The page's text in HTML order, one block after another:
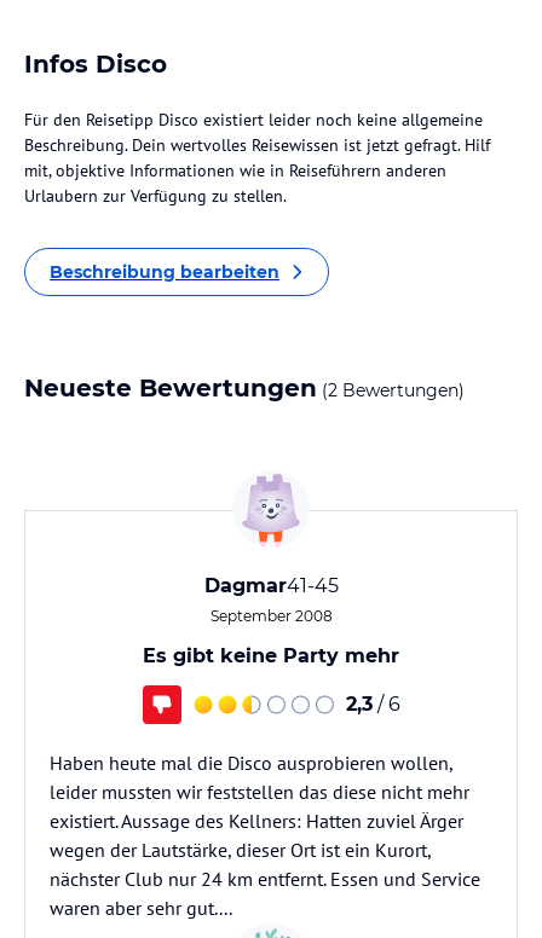
Infos Disco
Für den Reisetipp Disco existiert leider noch keine allgemeine
Beschreibung. Dein wertvolles Reisewissen ist jetzt gefragt. Hilf
mit, objektive Informationen wie in Reiseführern anderen
Urlaubern zur Verfügung zu stellen.
Beschreibung bearbeiten
Neueste Bewertungen (2 Bewertungen)
Dagmar41-45
September 2008
Es gibt keine Party mehr
2,3 / 6
Haben heute mal die Disco ausprobieren wollen,
leider mussten wir feststellen das diese nicht mehr
existiert. Aussage des Kellners: Hatten zuviel Ärger
wegen der Lautstärke, dieser Ort ist ein Kurort,
nächster Club nur 24 km entfernt. Essen und Service
waren aber sehr gut....